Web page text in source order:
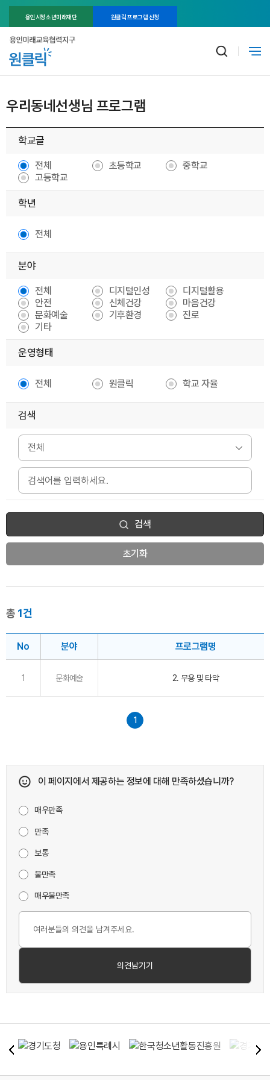
용인시청소년미래재단 원클릭 프로그램 신청
우리동네선생님 프로그램
학교글
전체 초등학교
중학교
고등학교
학년
전체
분야
전체 디지털인성
디지털활용
안전
신체건강
마음건강
문화예술
기후환경
진로
기타
운영형태
전체 원클릭 학교 자율
검색
검색
초기화
총 1건
No 분야 프로그램명
1 문화예술 2. 무용 및 타악
1
이 페이지에서 제공하는 정보에 대해 만족하셨습니까?
매우만족
만족
보통
불만족
매우불만족